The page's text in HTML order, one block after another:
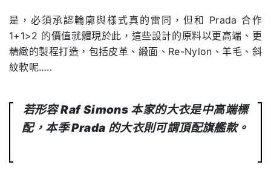
是，必須承認輪廓與樣式真的雷同，但和 Prada 合作
1+1>2 的價值就體現於此，這些設計的原料以更高端、更
精緻的製程打造，包括皮革、緞面、Re-Nylon、羊毛、斜
紋軟呢…..
若形容 Raf Simons 本家的大衣是中高端標
配，本季 Prada 的大衣則可謂頂配旗艦款。